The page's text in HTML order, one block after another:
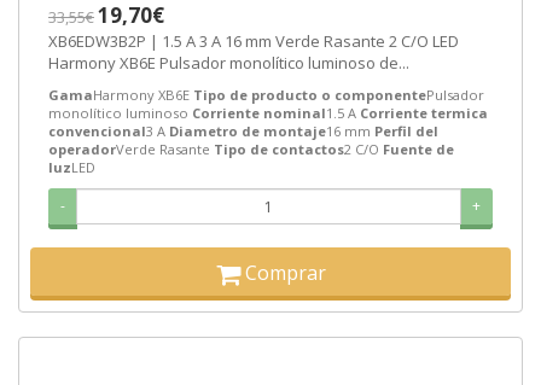
33,55€19,70€
XB6EDW3B2P | 1.5 A 3 A 16 mm Verde Rasante 2 C/O LED
Harmony XB6E Pulsador monolítico luminoso de...
GamaHarmony XB6E Tipo de producto o componentePulsador
monolítico luminoso Corriente nominal1.5 A Corriente termica
convencional3 A Diametro de montaje16 mm Perfil del
operadorVerde Rasante Tipo de contactos2 C/O Fuente de
luzLED
- +
Comprar